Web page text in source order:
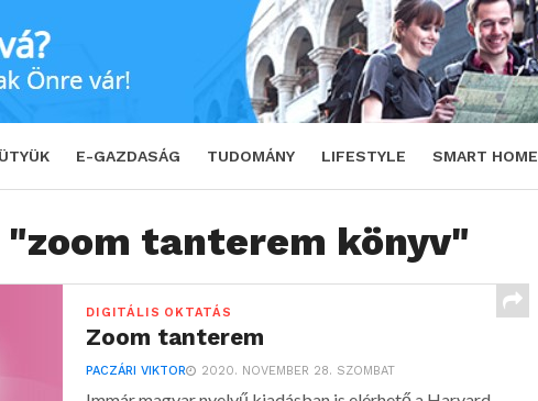
E-GAZDASÁG TUDOMÁNY LIFESTYLE SMART HOME
tanterem könyv"
DIGITÁLIS OKTATÁS
Zoom tanterem
PACZÁRI VIKTOR 2020. NOVEMBER 28. SZOMBAT